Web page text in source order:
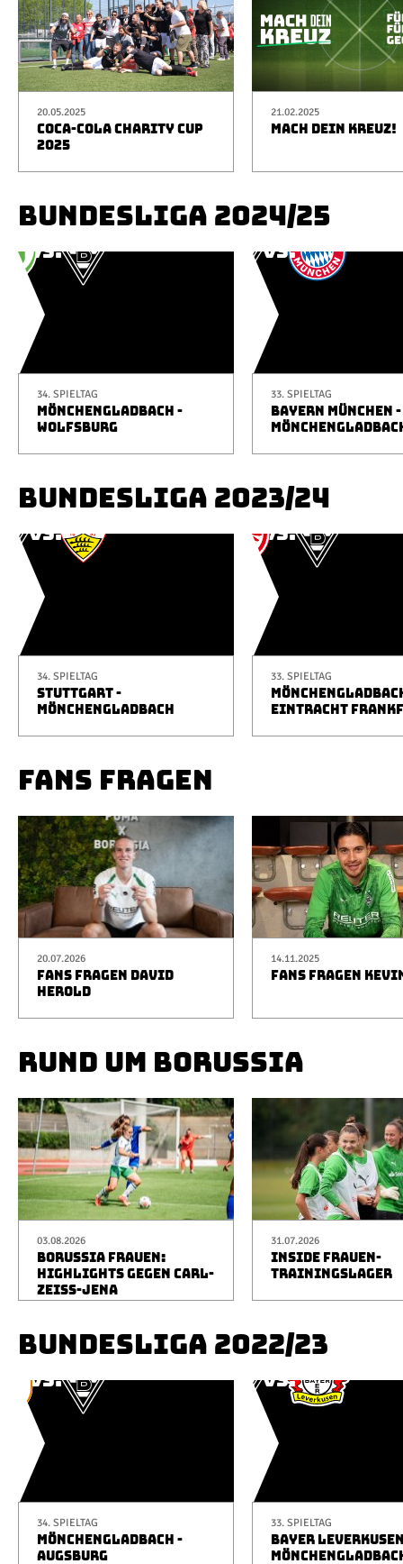
20.05.2025
COCA-COLA CHARITY CUP
2025
21.02.2025
MACH DEIN KREUZ!
BUNDESLIGA 2024/25
34. SPIELTAG
MÖNCHENGLADBACH -
WOLFSBURG
33. SPIELTAG
BAYERN MÜNCHEN -
BUNDESLIGA 2023/24
34. SPIELTAG
STUTTGART -
MÖNCHENGLADBACH
33. SPIELTAG
EINTRACHT
FANS FRAGEN
20.07.2026
FANS FRAGEN DAVID
HEROLD
14.11.2025
FANS FRAGEN
RUND UM BORUSSIA
03.08.2026
BORUSSIA FRAUEN:
HIGHLIGHTS GEGEN CARL-
ZEISS-JENA
31.07.2026
INSIDE FRAUEN-
TRAININGSLAGER
BUNDESLIGA 2022/23
34. SPIELTAG
MÖNCHENGLADBACH -
AUGSBURG
33. SPIELTAG
BAYER